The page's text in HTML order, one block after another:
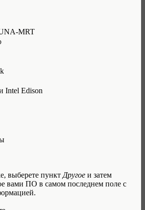
MRT
Intel Edison
выберете пункт Другое и затем
вами ПО в самом последнем поле с